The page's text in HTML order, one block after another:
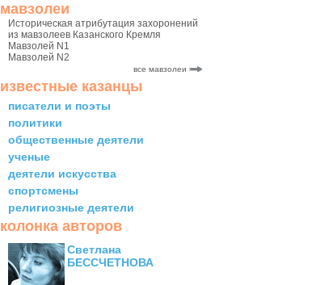
мавзолеи
Историческая атрибутация захоронений
из мавзолеев Казанского Кремля
Мавзолей N1
Мавзолей N2
все мавзолеи
известные казанцы
писатели и поэты
политики
общественные деятели
ученые
деятели искусства
спортсмены
религиозные деятели
колонка авторов
Светлана
БЕССЧЕТНОВА